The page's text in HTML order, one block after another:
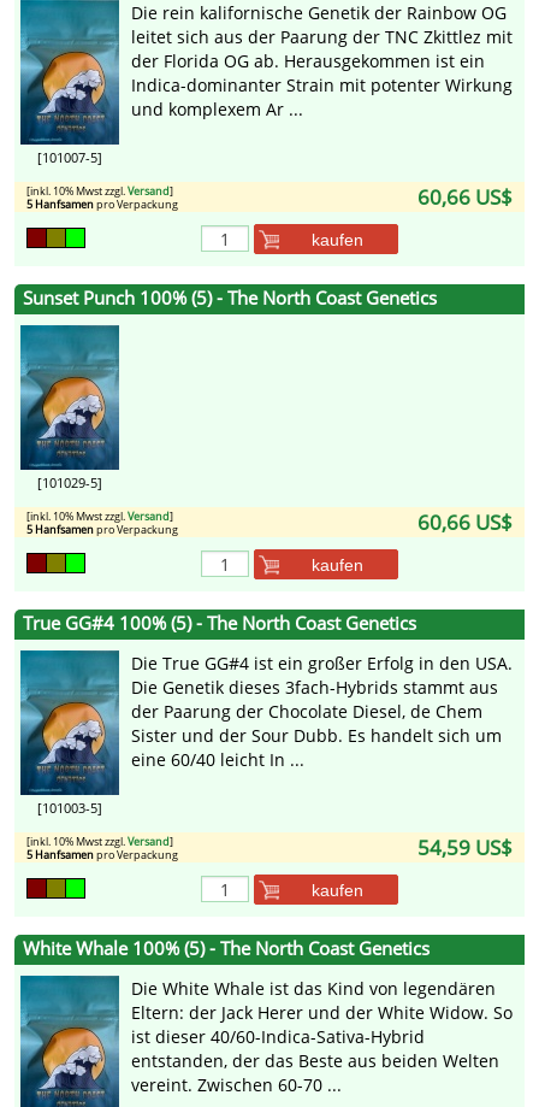
[101007-5]
Die rein kalifornische Genetik der Rainbow OG
leitet sich aus der Paarung der TNC Zkittlez mit
der Florida OG ab. Herausgekommen ist ein
Indica-dominanter Strain mit potenter Wirkung
und komplexem Ar ...
60,66 US$
[inkl. 10% Mwst zzgl.Versand]
5 Hanfsamenpro Verpackung
kaufen
Sunset Punch 100% (5) - The North Coast Genetics
[101029-5]
60,66 US$
[inkl. 10% Mwst zzgl.Versand]
5 Hanfsamenpro Verpackung
kaufen
True GG#4 100% (5) - The North Coast Genetics
[101003-5]
Die True GG#4 ist ein großer Erfolg in den USA.
Die Genetik dieses 3fach-Hybrids stammt aus
der Paarung der Chocolate Diesel, de Chem
Sister und der Sour Dubb. Es handelt sich um
eine 60/40 leicht In ...
54,59 US$
[inkl. 10% Mwst zzgl.Versand]
5 Hanfsamenpro Verpackung
kaufen
White Whale 100% (5) - The North Coast Genetics
Die White Whale ist das Kind von legendären
Eltern: der Jack Herer und der White Widow. So
ist dieser 40/60-Indica-Sativa-Hybrid
entstanden, der das Beste aus beiden Welten
vereint. Zwischen 60-70 ...